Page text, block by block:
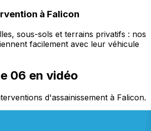
à Falicon
sous-sols et terrains privatifs : nos
facilement avec leur véhicule
06 en vidéo
d'assainissement à Falicon.